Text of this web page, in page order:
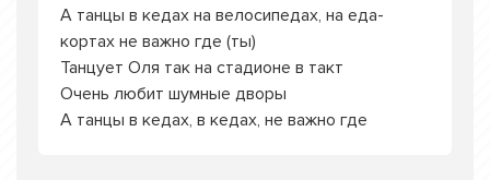
А танцы в кедах на велосипедах, на еда-
кортах не важно где (ты)
Танцует Оля так на стадионе в такт
Очень любит шумные дворы
А танцы в кедах, в кедах, не важно где